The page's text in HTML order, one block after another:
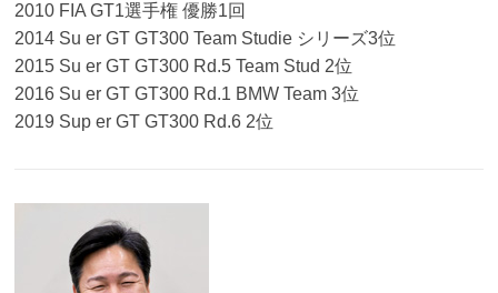
2010 FIA GT1選手権 優勝1回
2014 Su er GT GT300 Team Studie シリーズ3位
2015 Su er GT GT300 Rd.5 Team Stud 2位
2016 Su er GT GT300 Rd.1 BMW Team 3位
2019 Sup er GT GT300 Rd.6 2位